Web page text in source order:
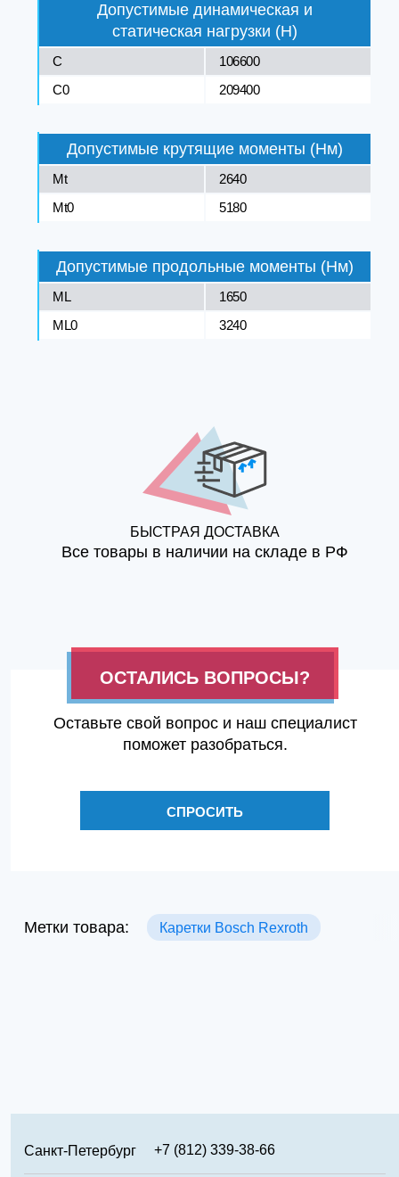
Допустимые динамическая и
статическая нагрузки (Н)
C
106600
C0
209400
Допустимые крутящие моменты (Нм)
Mt
2640
Mt0
5180
Допустимые продольные моменты (Нм)
ML
1650
ML0
3240
БЫСТРАЯ ДОСТАВКА
Все товары в наличии на складе в РФ
ОСТАЛИСЬ ВОПРОСЫ?
Оставьте свой вопрос и наш специалист
поможет разобраться.
СПРОСИТЬ
Метки товара: Каретки Bosch Rexroth
Санкт-Петербург
+7 (812) 339-38-66